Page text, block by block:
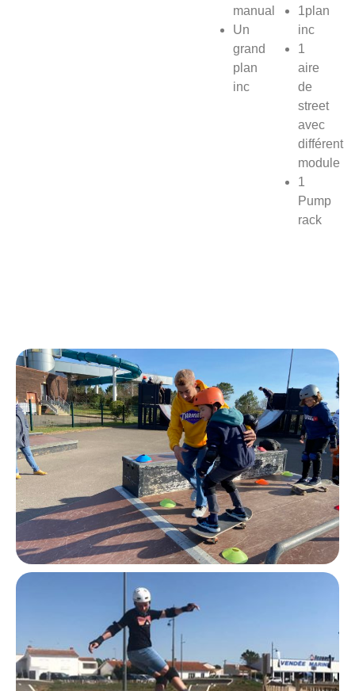
manual
Un
grand
plan
inc
1plan
inc
1
aire
de
street
avec
différent
module
1
Pump
rack